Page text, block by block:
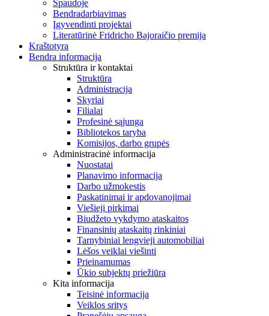
Spaudoje
Bendradarbiavimas
Įgyvendinti projektai
Literatūrinė Fridricho Bajoraičio premija
Kraštotyra
Bendra informacija
Struktūra ir kontaktai
Struktūra
Administracija
Skyriai
Filialai
Profesinė sąjunga
Bibliotekos taryba
Komisijos, darbo grupės
Administracinė informacija
Nuostatai
Planavimo informacija
Darbo užmokestis
Paskatinimai ir apdovanojimai
Viešieji pirkimai
Biudžeto vykdymo ataskaitos
Finansinių ataskaitų rinkiniai
Tarnybiniai lengvieji automobiliai
Lėšos veiklai viešinti
Prieinamumas
Ūkio subjektų priežiūra
Kita informacija
Teisinė informacija
Veiklos sritys